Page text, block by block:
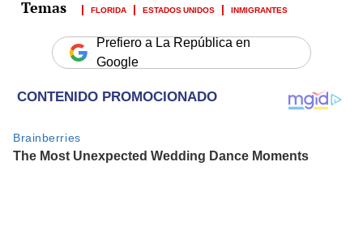
FLORIDA ESTADOS UNIDOS INMIGRANTES
Prefiero a La República en
Google